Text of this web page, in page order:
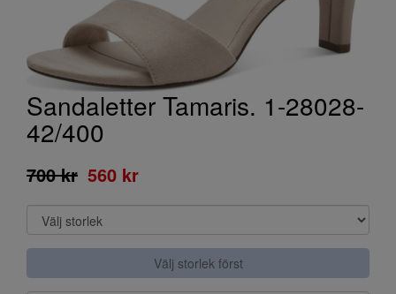
Sandaletter Tamaris. 1-28028-
42/400
700 kr 560 kr
Välj storlek först